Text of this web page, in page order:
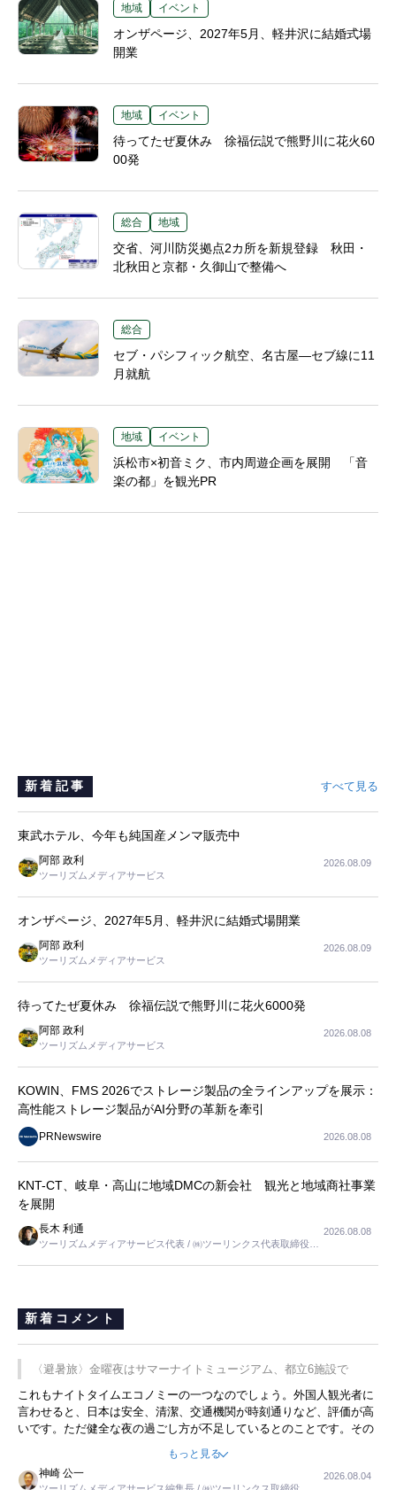
地域 イベント
オンザページ、2027年5月、軽井沢に結婚式場
開業
地域 イベント
待ってたぜ夏休み 徐福伝説で熊野川に花火60
00発
総合 地域
交省、河川防災拠点2カ所を新規登録 秋田・
北秋田と京都・久御山で整備へ
総合
セブ・パシフィック航空、名古屋―セブ線に11
月就航
地域 イベント
浜松市×初音ミク、市内周遊企画を展開 「音
楽の都」を観光PR
新着記事 すべて見る
東武ホテル、今年も純国産メンマ販売中
阿部 政利
ツーリズムメディアサービス
2026.08.09
オンザページ、2027年5月、軽井沢に結婚式場開業
阿部 政利
ツーリズムメディアサービス
2026.08.09
待ってたぜ夏休み 徐福伝説で熊野川に花火6000発
阿部 政利
ツーリズムメディアサービス
2026.08.08
KOWIN、FMS 2026でストレージ製品の全ラインアップを展示：
高性能ストレージ製品がAI分野の革新を牽引
PRNewswire 2026.08.08
KNT-CT、岐阜・高山に地域DMCの新会社 観光と地域商社事業
を展開
長木 利通
ツーリズムメディアサービス代表 / ㈱ツーリンクス代表取締役社
2026.08.08
新着コメント
〈避暑旅〉金曜夜はサマーナイトミュージアム、都立6施設で
これもナイトタイムエコノミーの一つなのでしょう。外国人観光者に
言わせると、日本は安全、清潔、交通機関が時刻通りなど、評価が高
いです。ただ健全な夜の過ごし方が不足しているとのことです。その
限らず外国人にとっても楽しみが増えるでしょうね。
もっと見る
神崎 公一
2026.08.04